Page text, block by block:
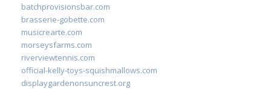
batchprovisionsbar.com
brasserie-gobette.com
musicrearte.com
morseysfarms.com
riverviewtennis.com
official-kelly-toys-squishmallows.com
displaygardenonsuncrest.org